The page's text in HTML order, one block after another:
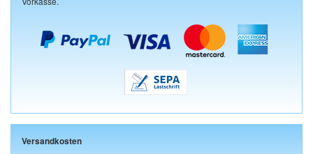
Versandkosten